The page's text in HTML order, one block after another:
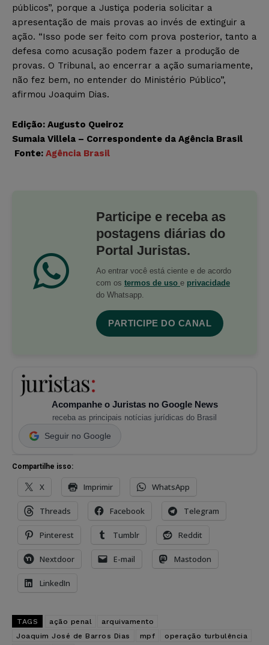
públicos”, porque a Justiça poderia solicitar a
apresentação de mais provas ao invés de extinguir a
ação. “Isso pode ser feito com prova posterior, tanto a
defesa como acusação podem fazer a produção de
provas. O Tribunal, ao encerrar a ação sumariamente,
não fez bem, no entender do Ministério Público”,
afirmou Joaquim Dias.
Edição: Augusto Queiroz
Sumaia Villela – Correspondente da Agência Brasil
Fonte: Agência Brasil
Participe e receba as
postagens diárias do
Portal Juristas.
Ao entrar você está ciente e de acordo
com os termos de uso e privacidade
do Whatsapp.
PARTICIPE DO CANAL
Acompanhe o Juristas no Google News
receba as principais notícias jurídicas do Brasil
Seguir no Google
Compartilhe isso:
X Imprimir WhatsApp
Threads Facebook Telegram
Pinterest Tumblr Reddit
Nextdoor E-mail Mastodon
LinkedIn
TAGS ação penal
arquivamento
Joaquim José de Barros Dias
mpf operação turbulência